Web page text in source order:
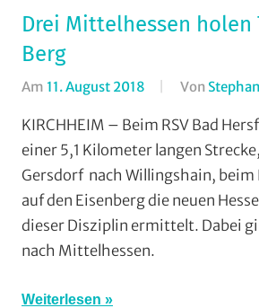
Drei Mittelhessen holen
Berg
Am 11. August 2018 Von
KIRCHHEIM – Beim RSV Bad
einer 5,1 Kilometer langen
Gersdorf nach Willingshain,
auf den Eisenberg die neuen
dieser Disziplin ermittelt. Dabei
nach Mittelhessen.
Weiterlesen